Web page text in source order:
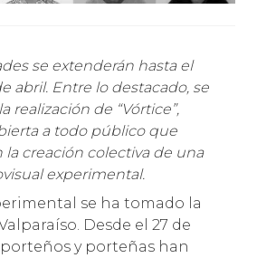
abril. Entre lo destacado, se
realización de “Vórtice”,
a todo público que
la creación colectiva de una
experimental.
se ha tomado la
Desde el 27 de
porteños y porteñas han